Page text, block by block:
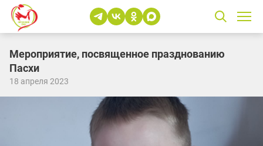
Мероприятие, посвященное празднованию
Пасхи
18 апреля 2023